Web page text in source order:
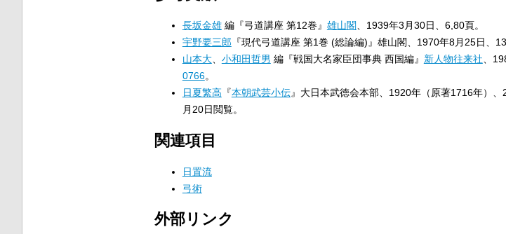
長坂金雄編『弓道講座 第12巻』 雄山閣 、1939年3月30日、6,80頁。
宇野要三郎 『現代弓道講座 第1巻 (総論編)』雄山閣、1970年8月25日、
山本大、 小和田哲男 編『戦国大名家臣団事典 西国編』 新人物往来社 、
0766。
日夏繁高 『本朝武芸小伝』大日本武徳会本部、1920年（原著1716年）、
月20日閲覧。
関連項目
日置流
弓術
外部リンク